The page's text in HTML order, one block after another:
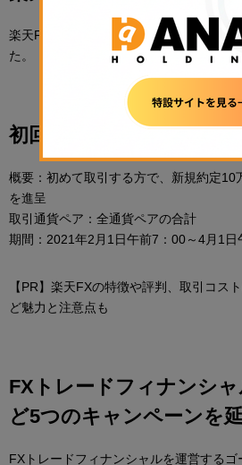
楽天FXを運営する楽天証券は2月1日、
た。
初回取引キャンペーン
概要：初めて取引する方で、新規約定10
を進呈
取引通貨ペア：全通貨ペアの合計
期間：2021年2月1日午前7：00～4月1日
【PR】楽天FXの特徴や評判、取引コス
ど魅力と注意点も
FXトレードフィナンシ
ど5つのキャンペーンを
FXトレードフィナンシャルを運営する